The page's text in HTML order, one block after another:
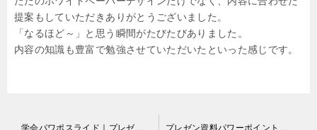
提案もしていただきありがとうございました。
「なるほど～」と思う瞬間がたびたびありました。
内容の知識も豊富で勉強させていただいたといった感じです。